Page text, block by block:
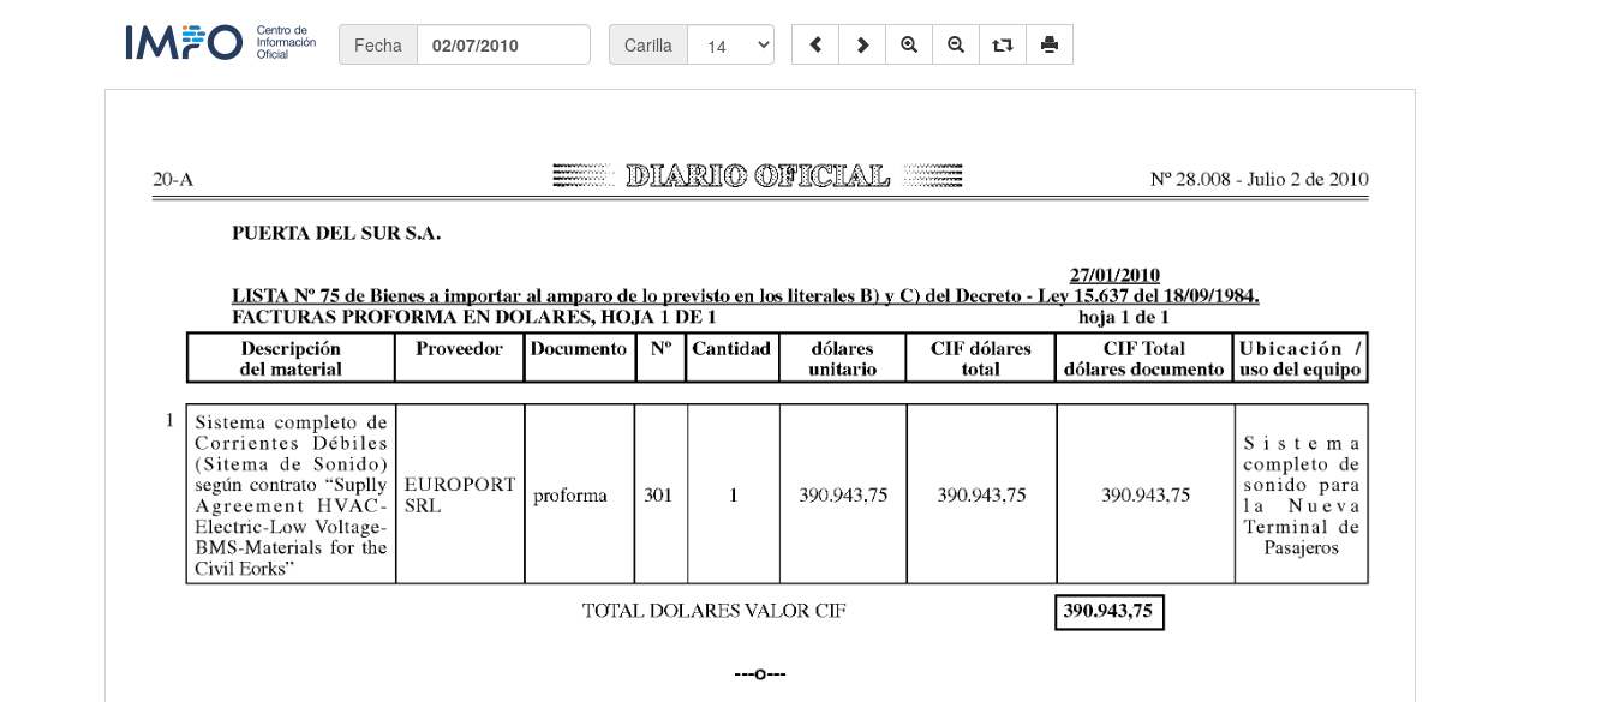
Fecha 02/07/2010 Carilla